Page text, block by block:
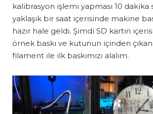
kalibrasyon işlemi yapması 10 dakika
yaklaşık bir saat içerisinde makine
hazır hale geldi. Şimdi SD kartın
örnek baskı ve kutunun içinden
filament ile ilk baskımızı alalım.